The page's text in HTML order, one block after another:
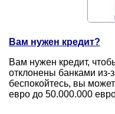
Вам нужен кредит?
Вам нужен кредит,
отклонены банками из-
беспокойтесь, вы
евро до 50.000.000